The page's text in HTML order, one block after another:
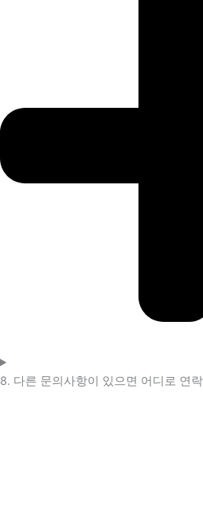
8. 다른 문의사항이 있으면 어디로 연